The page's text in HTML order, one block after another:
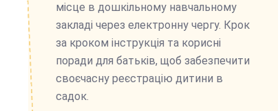
місце в дошкільному навчальному
закладі через електронну чергу. Крок
за кроком інструкція та корисні
поради для батьків, щоб забезпечити
своєчасну реєстрацію дитини в
садок.